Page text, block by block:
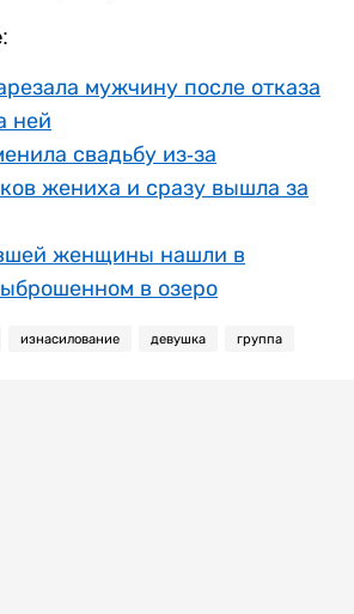
мужчину после отказа
ней
свадьбу из-за
жениха и сразу вышла за
женщины нашли в
в озеро
изнасилование девушка группа